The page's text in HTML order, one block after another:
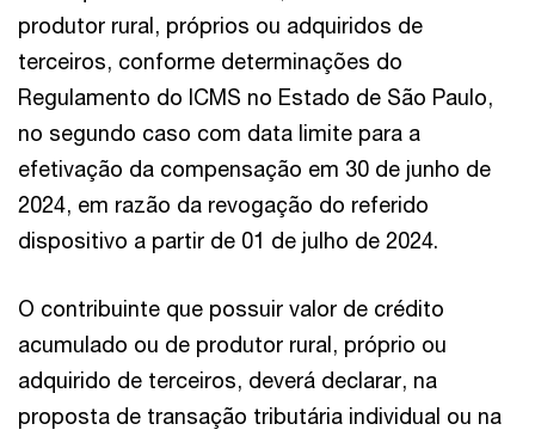
produtor rural, próprios ou adquiridos de
terceiros, conforme determinações do
Regulamento do ICMS no Estado de São Paulo,
no segundo caso com data limite para a
efetivação da compensação em 30 de junho de
2024, em razão da revogação do referido
dispositivo a partir de 01 de julho de 2024.
O contribuinte que possuir valor de crédito
acumulado ou de produtor rural, próprio ou
adquirido de terceiros, deverá declarar, na
proposta de transação tributária individual ou na